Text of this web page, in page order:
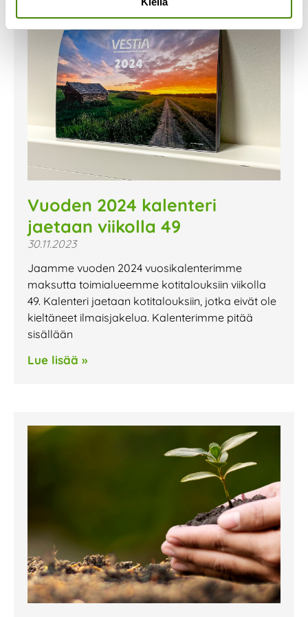
Vuoden 2024 kalenteri
jaetaan viikolla 49
30.11.2023
Jaamme vuoden 2024 vuosikalenterimme
maksutta toimialueemme kotitalouksiin viikolla
49. Kalenteri jaetaan kotitalouksiin, jotka eivät ole
kieltäneet ilmaisjakelua. Kalenterimme pitää
sisällään
Lue lisää »